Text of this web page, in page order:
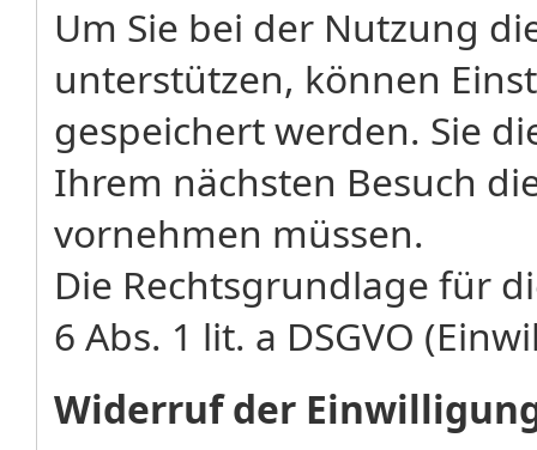
Um Sie bei der Nutzung
unterstützen, können
gespeichert werden. Sie
Ihrem nächsten Besuch
vornehmen müssen.
Die Rechtsgrundlage für
6 Abs. 1 lit. a DSGVO
Widerruf der